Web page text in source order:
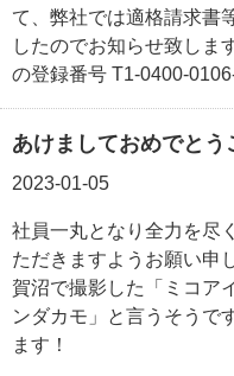
て、弊社では適格請求書
したのでお知らせ致しま
の登録番号 T1-0400-
あけましておめでとう
2023-01-05
社員一丸となり全力を尽
ただきますようお願い申
賀沼で撮影した「ミコア
ンダカモ」と言うそうで
ます！